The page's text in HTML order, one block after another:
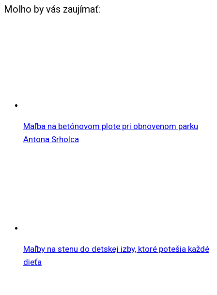
Molho by vás zaujímať:
Maľba na betónovom plote pri obnovenom parku
Antona Srholca
Maľby na stenu do detskej izby, ktoré potešia každé
dieťa